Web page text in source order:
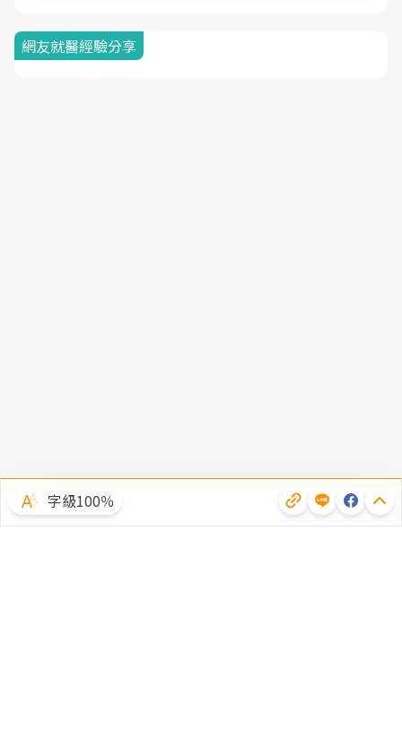
網友就醫經驗分享
字級100％